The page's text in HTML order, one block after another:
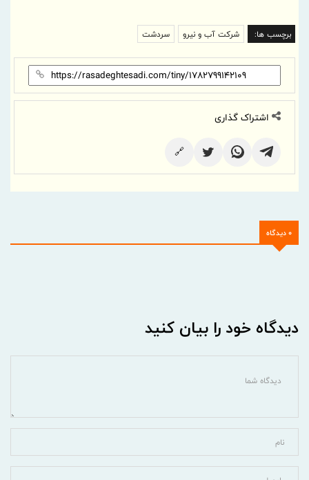
برچسب ها: شرکت آب‌ و نیرو سردشت
اشتراک گذاری
🔗
0 دیدگاه
دیدگاه خود را بیان کنید